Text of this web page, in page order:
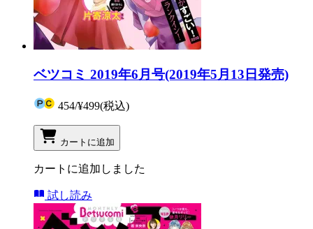
ベツコミ 2019年6月号(2019年5月13日発売)
454/¥499(税込)
カートに追加
カートに追加しました
試し読み